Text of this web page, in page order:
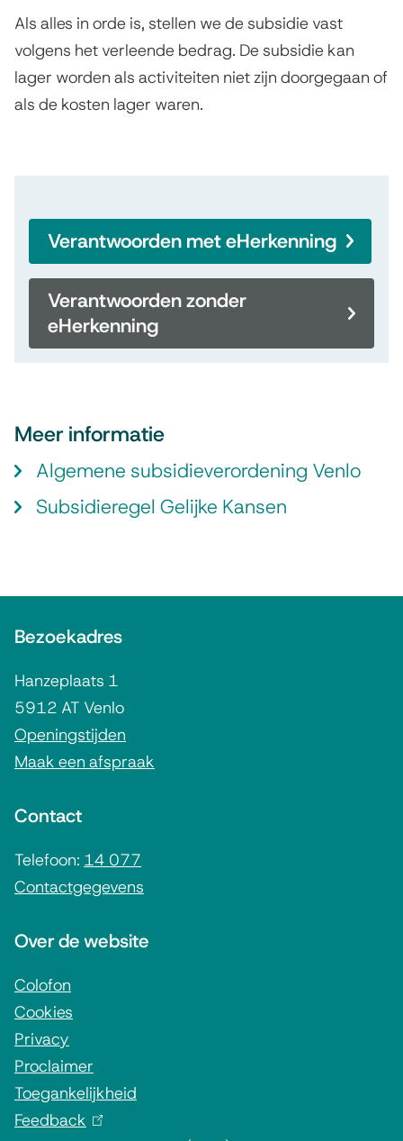
Als alles in orde is, stellen we de subsidie vast
volgens het verleende bedrag. De subsidie kan
lager worden als activiteiten niet zijn doorgegaan of
als de kosten lager waren.
Verantwoorden met eHerkenning
Verantwoorden zonder
eHerkenning
Meer informatie
Algemene subsidieverordening Venlo
Subsidieregel Gelijke Kansen
m
m
Bezoekadres
Hanzeplaats 1
5912 AT Venlo
Openingstijden
Maak een afspraak
Contact
Telefoon: 14 077
Contactgegevens
Over de website
Colofon
Cookies
Privacy
Proclaimer
Toegankelijkheid
Feedback